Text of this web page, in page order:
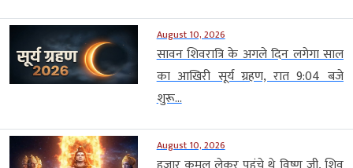
August 10, 2026
सावन शिवरात्रि के अगले दिन लगेगा साल
का आखिरी सूर्य ग्रहण, रात 9:04 बजे
शुरू...
August 10, 2026